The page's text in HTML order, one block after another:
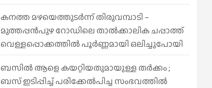
കനത്ത മഴയെത്തുടർന്ന് തിരുവമ്പാടി –
മുത്തപ്പൻപുഴ റോഡിലെ താൽക്കാലിക ചപ്പാത്ത്
വെള്ളപ്പൊക്കത്തിൽ പൂർണ്ണമായി ഒലിച്ചുപോയി
ബസിൽ ആളെ കയറ്റിയതുമായുള്ള തർക്കം ;
ബസ് ഇടിപ്പിച്ച് പരിക്കേൽപിച്ച സംഭവത്തിൽ